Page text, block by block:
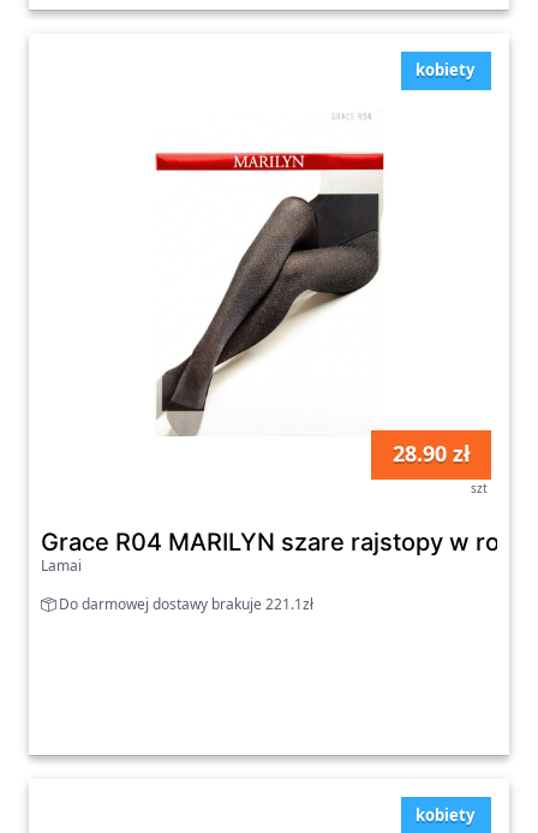
kobiety
28.90 zł
szt
Grace R04 MARILYN szare rajstopy w
Lamai
Do darmowej dostawy brakuje 221.1zł
kobiety